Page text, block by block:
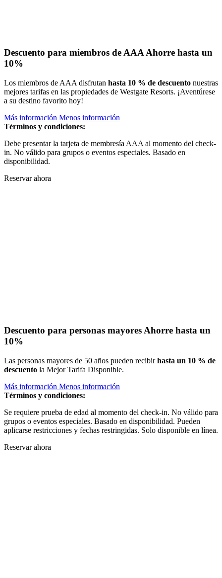
Descuento para miembros de AAAAhorre hasta un
10%
Los miembros de AAA disfrutan hasta 10 % de descuento nuestras
mejores tarifas en las propiedades de Westgate Resorts. ¡Aventúrese
a su destino favorito hoy!
Más información Menos información
Términos y condiciones:
Debe presentar la tarjeta de membresía AAA al momento del check-
in. No válido para grupos o eventos especiales. Basado en
disponibilidad.
Reservar ahora
Descuento para personas mayoresAhorre hasta un
10%
Las personas mayores de 50 años pueden recibirhasta un 10 % de
descuento la Mejor Tarifa Disponible.
Más información Menos información
Términos y condiciones:
Se requiere prueba de edad al momento del check-in. No válido para
grupos o eventos especiales. Basado en disponibilidad. Pueden
aplicarse restricciones y fechas restringidas. Solo disponible en línea.
Reservar ahora